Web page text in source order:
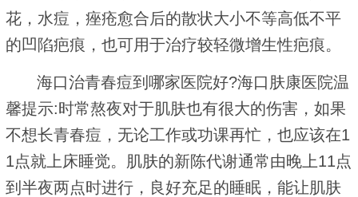
花，水痘，痤疮愈合后的散状大小不等高低不平
的凹陷疤痕，也可用于治疗较轻微增生性疤痕。
海口治青春痘到哪家医院好?海口肤康医院温
馨提示:时常熬夜对于肌肤也有很大的伤害，如果
不想长青春痘，无论工作或功课再忙，也应该在1
1点就上床睡觉。肌肤的新陈代谢通常由晚上11点
到半夜两点时进行，良好充足的睡眠，能让肌肤